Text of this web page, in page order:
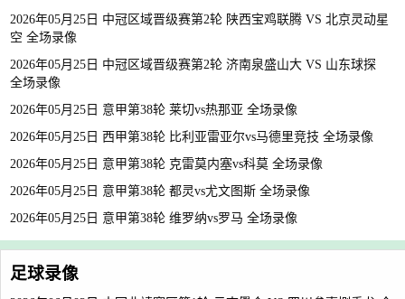
2026年05月25日 中冠区域晋级赛第2轮 陕西宝鸡联腾 VS 北京灵动星
空 全场录像
2026年05月25日 中冠区域晋级赛第2轮 济南泉盛山大 VS 山东球探
全场录像
2026年05月25日 意甲第38轮 莱切vs热那亚 全场录像
2026年05月25日 西甲第38轮 比利亚雷亚尔vs马德里竞技 全场录像
2026年05月25日 意甲第38轮 克雷莫内塞vs科莫 全场录像
2026年05月25日 意甲第38轮 都灵vs尤文图斯 全场录像
2026年05月25日 意甲第38轮 维罗纳vs罗马 全场录像
足球录像